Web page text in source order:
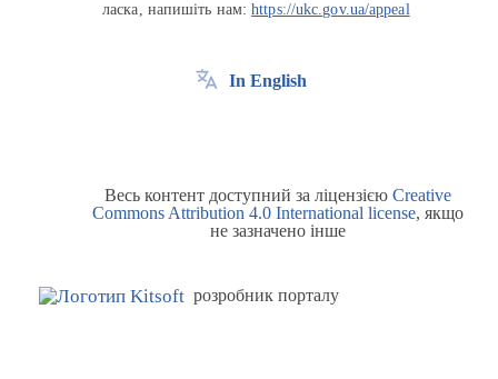
ласка, напишіть нам:https://ukc.gov.ua/appeal
In English
Весь контент доступний за ліцензією Creative
Commons Attribution 4.0 International license, якщо
не зазначено інше
розробник порталу